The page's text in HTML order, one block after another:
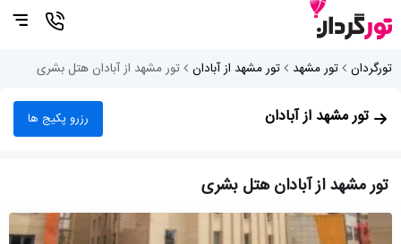
تورگردان تور مشهد تور مشهد از آبادان تور مشهد از آبادان هتل بشری
تور مشهد از آبادان رزرو پکیج ها
تور مشهد از آبادان هتل بشری